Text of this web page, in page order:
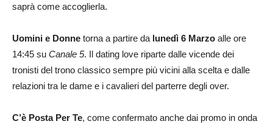
saprà come accoglierla.
Uomini e Donne torna a partire da lunedì 6 Marzo alle ore
14:45 su Canale 5. Il dating love riparte dalle vicende dei
tronisti del trono classico sempre più vicini alla scelta e dalle
relazioni tra le dame e i cavalieri del parterre degli over.
C’è Posta Per Te, come confermato anche dai promo in onda